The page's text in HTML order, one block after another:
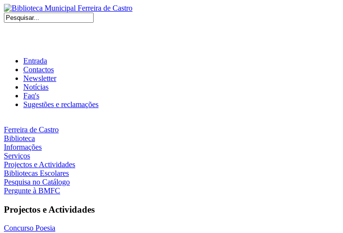
Entrada
Contactos
Newsletter
Notícias
Faq's
Sugestões e reclamações
Ferreira de Castro
Biblioteca
Informações
Serviços
Projectos e Actividades
Bibliotecas Escolares
Pesquisa no Catálogo
Pergunte à BMFC
Projectos e Actividades
Concurso Poesia